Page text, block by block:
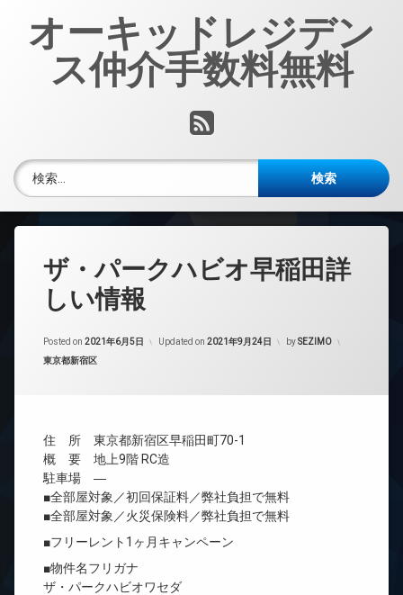
オーキッドレジデン
ス仲介手数料無料
RSS
検索:
ザ・パークハビオ早稲田詳
しい情報
Posted on 2021年6月5日 Updated on 2021年9月24日 bySEZIMO
カテゴリー:
東京都新宿区
住 所 東京都新宿区早稲田町70-1
概 要 地上9階 RC造
駐車場 ―
■全部屋対象／初回保証料／弊社負担で無料
■全部屋対象／火災保険料／弊社負担で無料
■フリーレント1ヶ月キャンペーン
■物件名フリガナ
ザ・パークハビオワセダ